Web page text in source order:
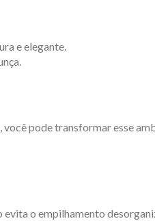
e elegante.
pode transformar esse
evita o empilhamento